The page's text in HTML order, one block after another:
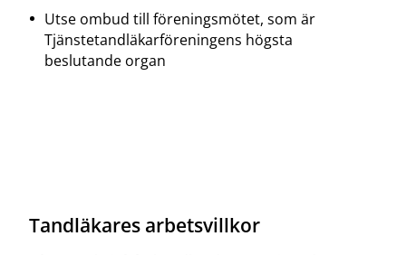
Utse ombud till föreningsmötet, som är
Tjänstetandläkarföreningens högsta
beslutande organ
Tandläkares arbetsvillkor